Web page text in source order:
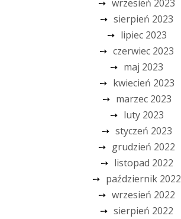
wrzesień 2023
sierpień 2023
lipiec 2023
czerwiec 2023
maj 2023
kwiecień 2023
marzec 2023
luty 2023
styczeń 2023
grudzień 2022
listopad 2022
październik 2022
wrzesień 2022
sierpień 2022